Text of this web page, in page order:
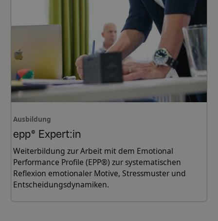
Ausbildung
epp© Expert:in
Weiterbildung zur Arbeit mit dem Emotional
Performance Profile (EPP®) zur systematischen
Reflexion emotionaler Motive, Stressmuster und
Entscheidungsdynamiken.